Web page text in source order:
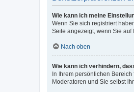
Wie kann ich meine
Wenn Sie sich registriert
Seite angezeigt, wenn Sie auf
Nach oben
Wie kann ich verhindern,
In Ihrem persönlichen
Moderatoren und Sie selbst